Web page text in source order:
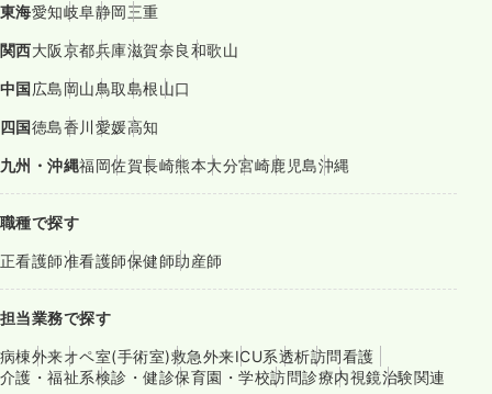
東海愛知岐阜静岡三重
関西大阪京都兵庫滋賀奈良和歌山
中国広島岡山鳥取島根山口
四国徳島香川愛媛高知
九州・沖縄福岡佐賀長崎熊本大分宮崎鹿児島沖縄
職種で探す
正看護師准看護師保健師助産師
担当業務で探す
病棟外来オペ室(手術室)救急外来ICU系透析訪問看護
介護・福祉系検診・健診保育園・学校訪問診療内視鏡治験関連